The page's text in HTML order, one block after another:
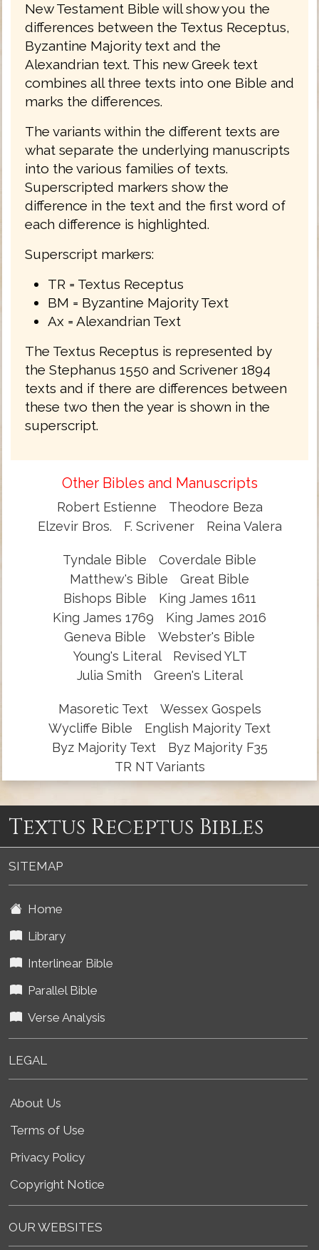
New Testament Bible will show you the
differences between the Textus Receptus,
Byzantine Majority text and the
Alexandrian text. This new Greek text
combines all three texts into one Bible and
marks the differences.
The variants within the different texts are
what separate the underlying manuscripts
into the various families of texts.
Superscripted markers show the
difference in the text and the first word of
each difference is highlighted.
Superscript markers:
TR = Textus Receptus
BM = Byzantine Majority Text
Ax = Alexandrian Text
The Textus Receptus is represented by
the Stephanus 1550 and Scrivener 1894
texts and if there are differences between
these two then the year is shown in the
superscript.
Other Bibles and Manuscripts
Robert Estienne
Theodore Beza
Elzevir Bros.
F. Scrivener Reina Valera
Tyndale Bible
Coverdale Bible
Matthew's Bible
Great Bible
Bishops Bible
King James 1611
King James 1769
King James 2016
Geneva Bible
Webster's Bible
Young's Literal
Revised YLT
Julia Smith
Green's Literal
Masoretic Text
Wessex Gospels
Wycliffe Bible
English Majority Text
Byz Majority Text
Byz Majority F35
TR NT Variants
Textus Receptus Bibles
SITEMAP
Home
Library
Interlinear Bible
Parallel Bible
Verse Analysis
LEGAL
About Us
Terms of Use
Privacy Policy
Copyright Notice
OUR WEBSITES